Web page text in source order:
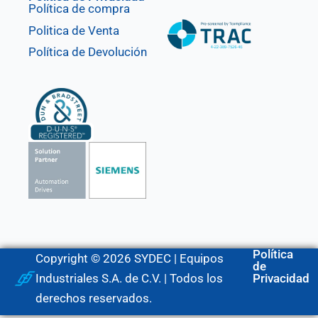
Política de compra
Politica de Venta
Política de Devolución
Copyright © 2026 SYDEC | Equipos
Industriales S.A. de C.V. | Todos los
derechos reservados.
Política
de
Privacidad